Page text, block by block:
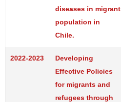
diseases in migrant
population in
Chile.
2022-2023
Developing
Effective Policies
for migrants and
refugees through